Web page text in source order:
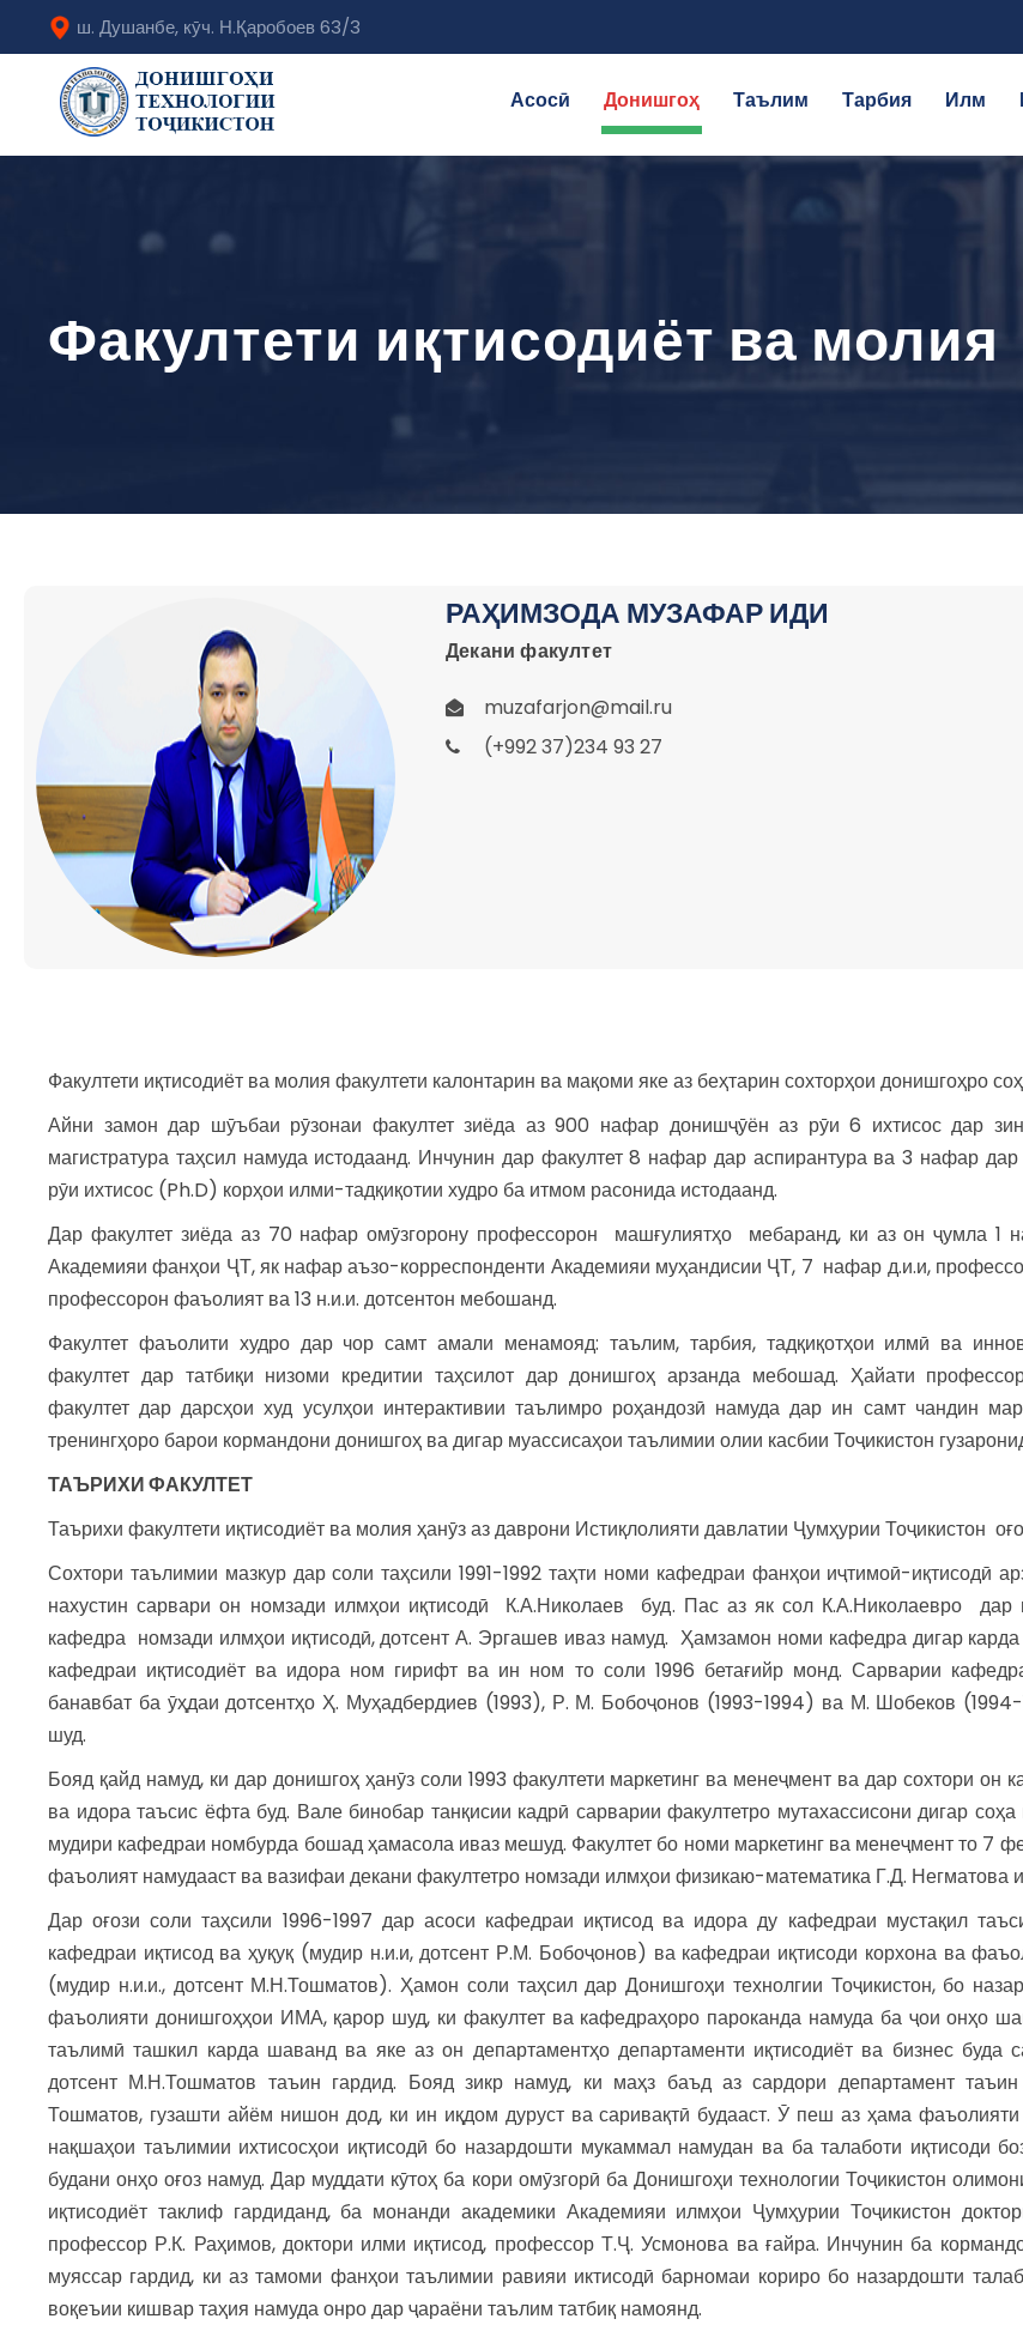
ш. Душанбе, кӯч. Н.Қаробоев 63/3
Асосӣ Донишгоҳ Таълим Тарбия Илм
Факултети иқтисодиёт ва молия
РАҲИМЗОДА МУЗАФАР ИДИ
Декани факултет
muzafarjon@mail.ru
(+992 37)234 93 27
Факултети иқтисодиёт ва молия факултети калонтарин ва мақоми яке аз беҳтарин сохторҳои донишгоҳро
Айни замон дар шӯъбаи рӯзонаи факултет зиёда аз 900 нафар донишҷӯён аз рӯи 6 ихтисос дар
магистратура таҳсил намуда истодаанд. Инчунин дар факултет 8 нафар дар аспирантура ва 3 нафар дар
рӯи ихтисос (Ph.D) корҳои илми-тадқиқотии худро ба итмом расонида истодаанд.
Дар факултет зиёда аз 70 нафар омӯзгорону профессорон машғулиятҳо мебаранд, ки аз он ҷумла 1
Академияи фанҳои ҶТ, як нафар аъзо-корреспонденти Академияи муҳандисии ҶТ, 7 нафар д.и.и,
профессорон фаъолият ва 13 н.и.и. дотсентон мебошанд.
Факултет фаъолити худро дар чор самт амали менамояд: таълим, тарбия, тадқиқотҳои илмӣ ва
факултет дар татбиқи низоми кредитии таҳсилот дар донишгоҳ арзанда мебошад. Ҳайати
факултет дар дарсҳои худ усулҳои интерактивии таълимро роҳандозӣ намуда дар ин самт чандин
тренингҳоро барои кормандони донишгоҳ ва дигар муассисаҳои таълимии олии касбии Тоҷикистон
ТАЪРИХИ ФАКУЛТЕТ
Таърихи факултети иқтисодиёт ва молия ҳанӯз аз даврони Истиқлолияти давлатии Ҷумҳурии Тоҷикистон
Сохтори таълимии мазкур дар соли таҳсили 1991-1992 таҳти номи кафедраи фанҳои иҷтимоӣ-иқтисодӣ
нахустин сарвари он номзади илмҳои иқтисодӣ К.А.Николаев буд. Пас аз як сол К.А.Николаевро дар
кафедра номзади илмҳои иқтисодӣ, дотсент А. Эргашев иваз намуд. Ҳамзамон номи кафедра дигар
кафедраи иқтисодиёт ва идора ном гирифт ва ин ном то соли 1996 бетағийр монд. Сарварии
банавбат ба ӯҳдаи дотсентҳо Ҳ. Муҳадбердиев (1993), Р. М. Бобоҷонов (1993-1994) ва М. Шобеков
шуд.
Бояд қайд намуд, ки дар донишгоҳ ҳанӯз соли 1993 факултети маркетинг ва менеҷмент ва дар сохтори он
ва идора таъсис ёфта буд. Вале бинобар танқисии кадрӣ сарварии факултетро мутахассисони дигар
мудири кафедраи номбурда бошад ҳамасола иваз мешуд. Факултет бо номи маркетинг ва менеҷмент то 7
фаъолият намудааст ва вазифаи декани факултетро номзади илмҳои физикаю-математика Г.Д. Негматова
Дар оғози соли таҳсили 1996-1997 дар асоси кафедраи иқтисод ва идора ду кафедраи мустақил
кафедраи иқтисод ва ҳуқуқ (мудир н.и.и, дотсент Р.М. Бобоҷонов) ва кафедраи иқтисоди корхона ва
(мудир н.и.и., дотсент М.Н.Тошматов). Ҳамон соли таҳсил дар Донишгоҳи технолгии Тоҷикистон, бо
фаъолияти донишгоҳҳои ИМА, қарор шуд, ки факултет ва кафедраҳоро пароканда намуда ба ҷои онҳо
таълимӣ ташкил карда шаванд ва яке аз он департаментҳо департаменти иқтисодиёт ва бизнес буда
дотсент М.Н.Тошматов таъин гардид. Бояд зикр намуд, ки маҳз баъд аз сардори департамент
Тошматов, гузашти айём нишон дод, ки ин иқдом дуруст ва саривақтӣ будааст. Ӯ пеш аз ҳама фаъолияти
нақшаҳои таълимии ихтисосҳои иқтисодӣ бо назардошти мукаммал намудан ва ба талаботи иқтисоди
будани онҳо оғоз намуд. Дар муддати кӯтоҳ ба кори омӯзгорӣ ба Донишгоҳи технологии Тоҷикистон
иқтисодиёт таклиф гардиданд, ба монанди академики Академияи илмҳои Ҷумҳурии Тоҷикистон
профессор Р.К. Раҳимов, доктори илми иқтисод, профессор Т.Ҷ. Усмонова ва ғайра. Инчунин ба
муяссар гардид, ки аз тамоми фанҳои таълимии равияи иктисодӣ барномаи кориро бо назардошти
воқеъии кишвар таҳия намуда онро дар ҷараёни таълим татбиқ намоянд.